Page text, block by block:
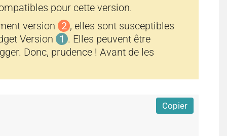
n
n
pour cette version.
version 2 , elles sont susceptibles
Version 1 . Elles peuvent être
Donc, prudence ! Avant de les
Copier